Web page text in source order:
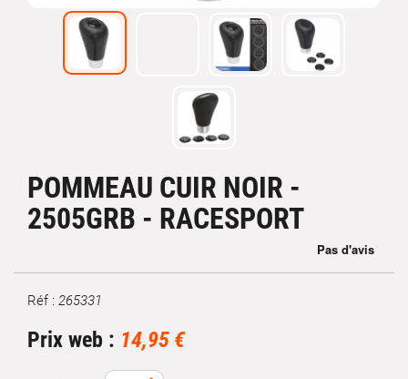
POMMEAU CUIR NOIR -
2505GRB - RACESPORT
Marque
Réf : 265331
Prix web : 14,95 €